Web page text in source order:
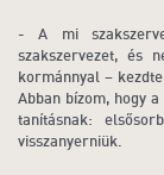
- A mi
szakszervezet, és
kormánnyal –
Abban bízom, hogy
tanításnak:
visszanyerniük.